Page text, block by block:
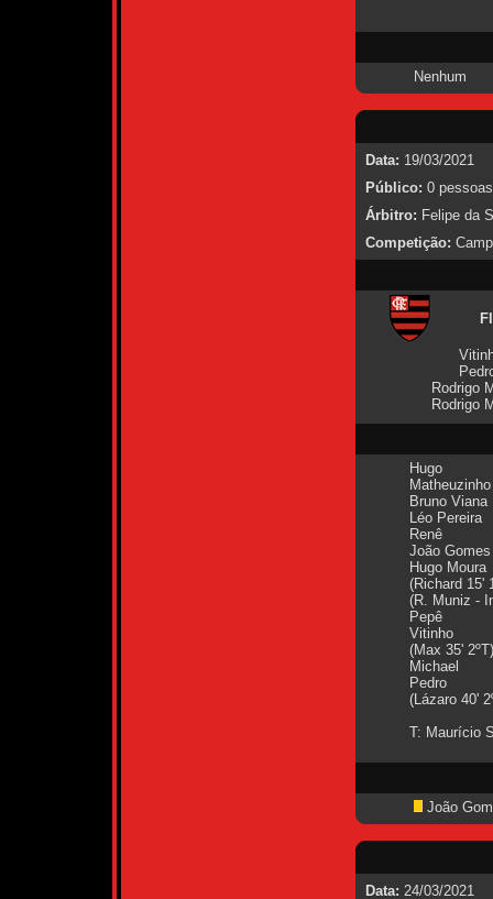
Nenhum
Data: 19/03/2021
Público: 0 pessoas
Árbitro: Felipe da
Competição:
Rodrigo
Rodrigo
Hugo
Matheuzinho
Bruno Viana
Léo Pereira
Renê
João Gomes
Hugo Moura
(Richard 15'
(R. Muniz -
Pepê
Vitinho
(Max 35' 2ºT)
Michael
Pedro
(Lázaro 40'
T: Maurício
João
Data: 24/03/2021